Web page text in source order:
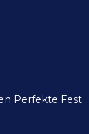
Perfekte Fest